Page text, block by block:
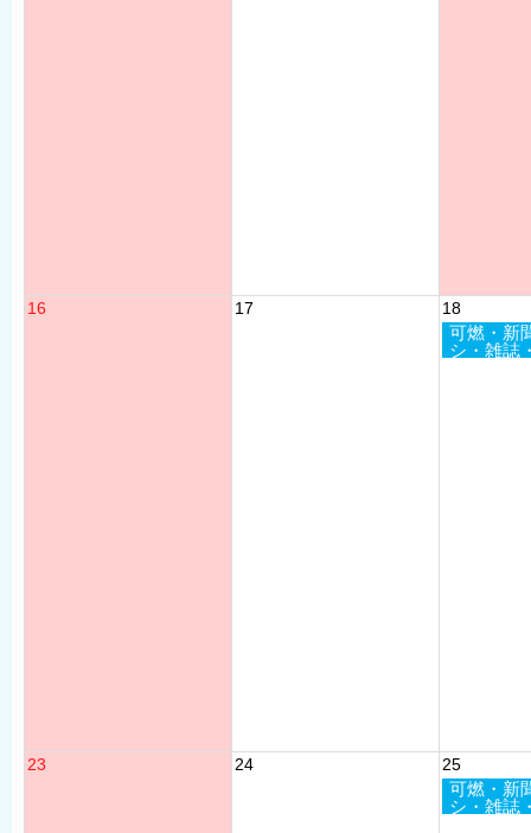
16 17 18
可燃・新
シ・雑誌
23 24 25
可燃・新
シ・雑誌